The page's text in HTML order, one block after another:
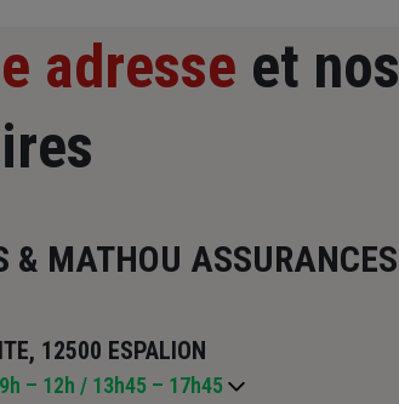
adresse et nos
& MATHOU ASSURANCES
12500 ESPALION
Ouvert 09h – 12h / 13h45 – 17h45